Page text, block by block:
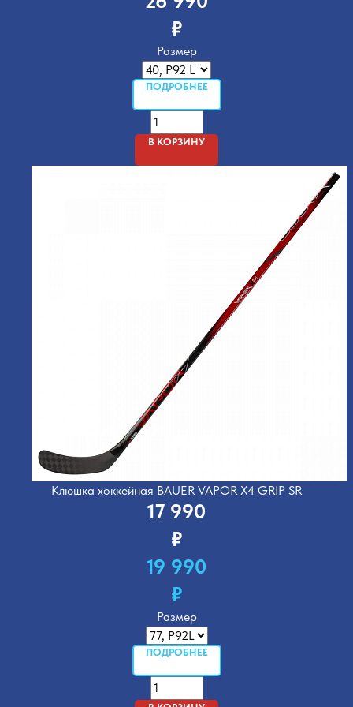
₽
Размер
ПОДРОБНЕЕ
В КОРЗИНУ
Клюшка хоккейная BAUER VAPOR X4 GRIP SR
17 990
₽
19 990
₽
Размер
ПОДРОБНЕЕ